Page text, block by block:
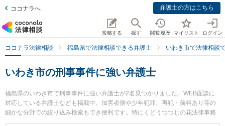
ココナラへ 弁護士の方はこちら
投稿する 探す 閲覧履歴 マイリスト ログイン
ココナラ法律相談 福島県で法律相談できる弁護士 いわき市で法律相談
いわき市の刑事事件に強い弁護士
福島県のいわき市で刑事事件に強い弁護士が2名見つかりました。WEB面談に
対応している弁護士なども掲載中。加害者側や少年犯罪、再犯・前科あり等の
細かな分野での絞り込み検索もでき便利です。特にくどうつつじの花法律事務
所の工藤 誠一弁護士やいわきグリーン法律事務所の佐藤 慎也弁護士のプロフィ